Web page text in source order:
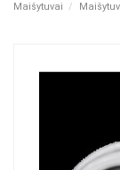
Maišytuvai